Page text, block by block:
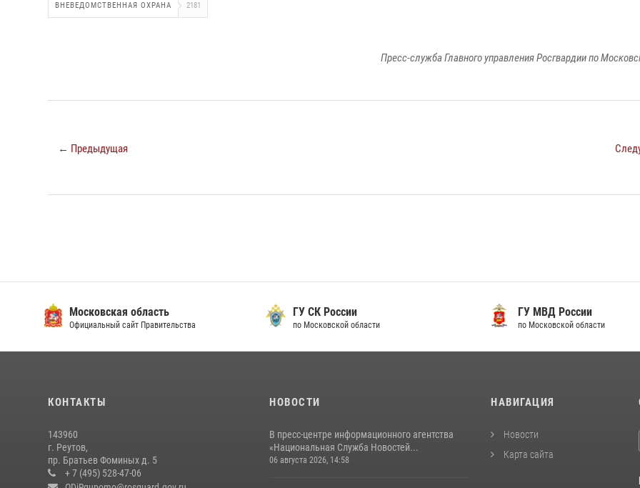
ВНЕВЕДОМСТВЕННАЯ ОХРАНА 2181
Пресс-служба Главного управления Росгвардии по
← Предыдущая
Московская область
Официальный сайт Правительства
ГУ СК России
по Московской области
ГУ МВД России
по Московской области
КОНТАКТЫ
143960
г. Реутов,
пр. Братьев Фоминых д. 5
+ 7 (495) 528-47-06
НОВОСТИ
В пресс-центре информационного агентства
«Национальная Служба Новостей...
06 августа 2026, 14:58
НАВИГАЦИЯ
Новости
Карта сайта